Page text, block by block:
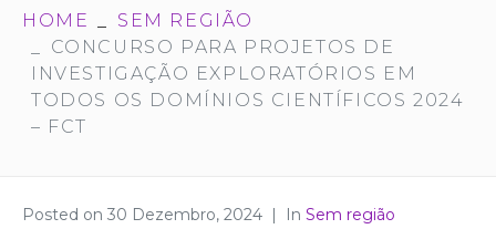
HOME
SEM REGIÃO
CONCURSO PARA PROJETOS DE
INVESTIGAÇÃO EXPLORATÓRIOS EM
TODOS OS DOMÍNIOS CIENTÍFICOS 2024
– FCT
Posted on 30 Dezembro, 2024 In Sem região